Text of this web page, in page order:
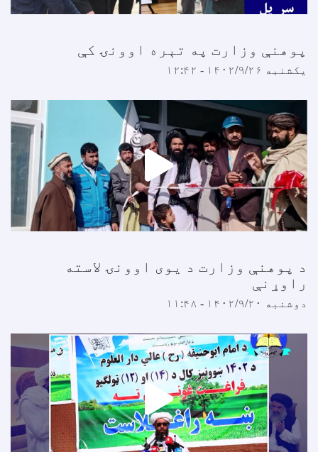
پوهنې وزارت په تېره اوونۍ کې
یکشنبه ۱۴۰۲/۹/۲۶ - ۱۲:۴۲
د پوهنې وزارت د یوی اوونۍ لاسته
راوړنې
دوشنبه ۱۴۰۲/۹/۲۰ - ۱۱:۴۸